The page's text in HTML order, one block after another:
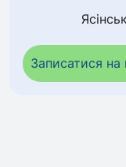
Записатися